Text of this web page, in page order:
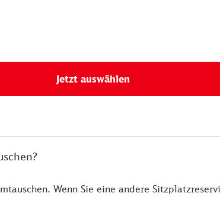
Jetzt auswählen
Wenn Sie eine andere